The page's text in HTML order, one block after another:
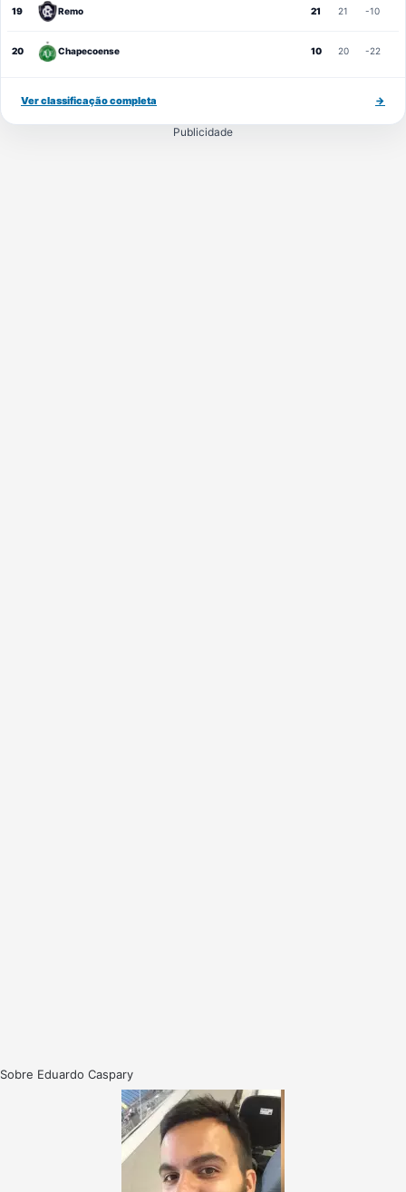
19 Remo 21 21 -10
20 Chapecoense 10 20 -22
Ver classificação completa →
Publicidade
Sobre Eduardo Caspary